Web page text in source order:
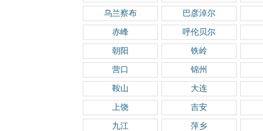
乌兰察布 巴彦淖尔
赤峰 呼伦贝尔
朝阳 铁岭
营口 锦州
鞍山 大连
上饶 吉安
九江 萍乡